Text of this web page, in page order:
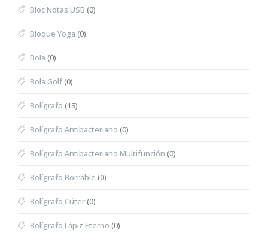
Bloc Notas USB (0)
Bloque Yoga (0)
Bola (0)
Bola Golf(0)
Bolígrafo (13)
Bolígrafo Antibacteriano (0)
Bolígrafo Antibacteriano Multifunción (0)
Bolígrafo Borrable (0)
Bolígrafo Cúter(0)
Bolígrafo Lápiz Eterno (0)